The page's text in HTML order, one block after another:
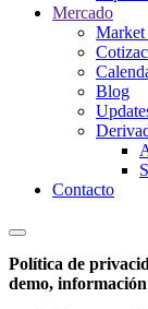
Mercado
Blog
Contacto
Política de
demo,